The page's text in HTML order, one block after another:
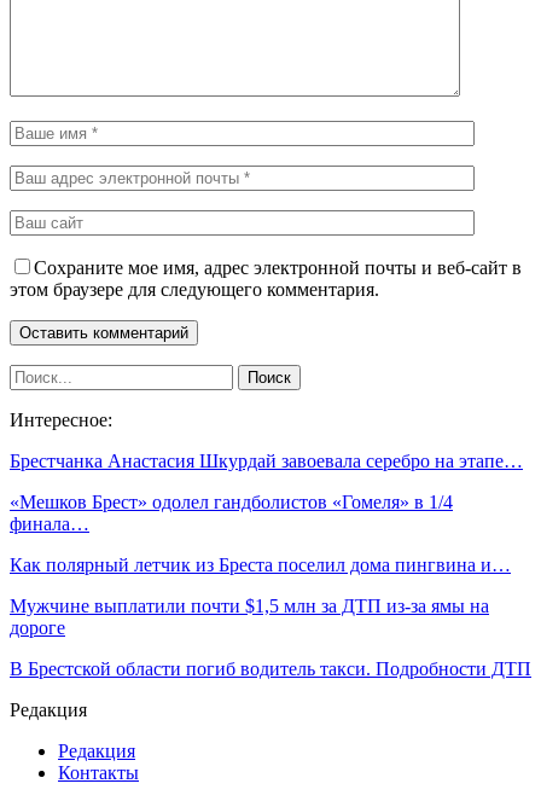
Сохраните мое имя, адрес электронной почты и веб-сайт в
этом браузере для следующего комментария.
Интересное:
Брестчанка Анастасия Шкурдай завоевала серебро на этапе…
«Мешков Брест» одолел гандболистов «Гомеля» в 1/4
финала…
Как полярный летчик из Бреста поселил дома пингвина и…
Мужчине выплатили почти $1,5 млн за ДТП из-за ямы на
дороге
В Брестской области погиб водитель такси. Подробности ДТП
Редакция
Редакция
Контакты